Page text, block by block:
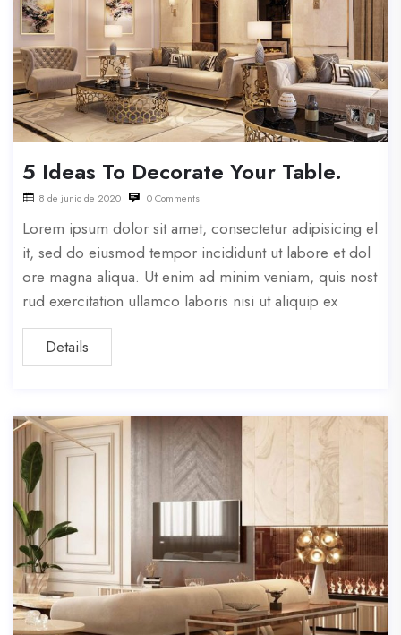
5 Ideas To Decorate Your Table.
8 de junio de 2020 0 Comments
Lorem ipsum dolor sit amet, consectetur adipisicing el
it, sed do eiusmod tempor incididunt ut labore et dol
ore magna aliqua. Ut enim ad minim veniam, quis nost
rud exercitation ullamco laboris nisi ut aliquip ex
Details